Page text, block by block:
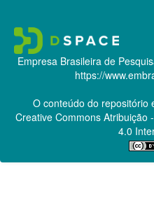
Empresa Brasileira de
https://
O conteúdo do repositório
Creative CommonsAtribuição
4.0